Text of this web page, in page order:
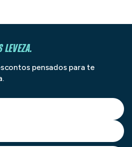
LEVEZA.
pensados para te